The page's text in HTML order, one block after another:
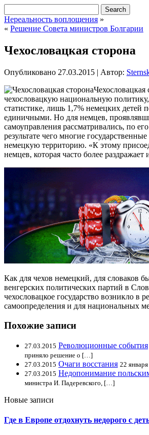
Нереальность воплощения »
« Решение Совета министров Болгарии
Чехословацкая сторона
Опубликовано 27.03.2015 | Автор:
чехословацкую национальную
статистике, лишь 1,7% немецких детей
единичными. Но для немцев,
самоуправления рассматривались, по
результате чего многие
немецкую территорию. «К этому
немцев, которая часто более
Как для чехов немецкий, для словаков
венгерских политических партий в
чехословацкое государство возникло
самоопределения и для национальных
Похожие записи
27.03.2015 Революционные события
приняло решение о […]
27.03.2015 Очаги восстания 22
27.03.2015 Недопонимание
министра И. Падеревского, […]
Новые записи
Где в Европе отдохнуть недорого с